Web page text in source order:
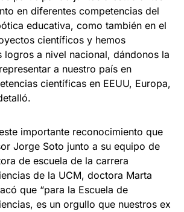
en diferentes competencias del
educativa, como también en el
científicos y hemos
logros a nivel nacional, dándonos la
a nuestro país en
científicas en EEUU, Europa,
importante reconocimiento que
Jorge Soto junto a su equipo de
de escuela de la carrera
de la UCM, doctora Marta
que “para la Escuela de
es un orgullo que nuestros ex